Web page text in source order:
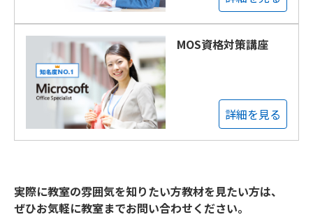
MOS資格対策講座
詳細を見る
実際に教室の雰囲気を知りたい方教材を見たい方は、
ぜひお気軽に教室までお問い合わせください。